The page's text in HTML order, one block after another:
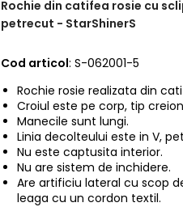
Rochie din catifea rosie cu
petrecut - StarShinerS
Cod articol: S-062001-5
Rochie rosie realizata din
Croiul este pe corp, tip
Manecile sunt lungi.
Linia decolteului este in V,
Nu este captusita interior.
Nu are sistem de inchidere.
Are artificiu lateral cu scop
leaga cu un cordon textil.